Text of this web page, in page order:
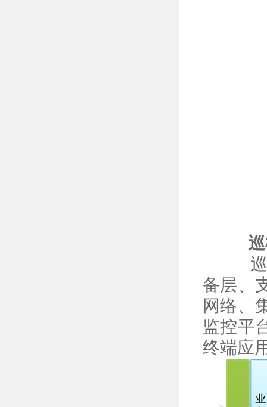
巡
巡
备层、
网络、
监控平
终端应